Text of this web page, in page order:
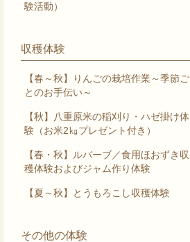
験活動）
収穫体験
【春～秋】りんごの栽培作業～季節ご
とのお手伝い～
【秋】八重原米の稲刈り・ハゼ掛け体
験（お米2㎏プレゼント付き）
【春・秋】ルバーブ／食用ほおずき収
穫体験およびジャム作り体験
【夏～秋】とうもろこし収穫体験
その他の体験